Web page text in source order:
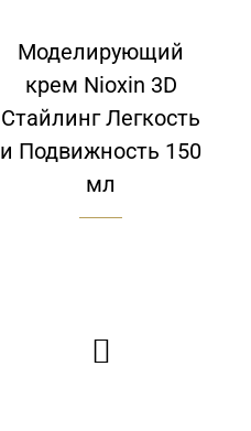
Моделирующий
крем Nioxin 3D
Стайлинг Легкость
и Подвижность 150
мл
